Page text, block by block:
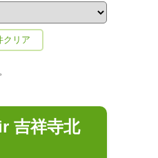
クリア
吉祥寺北